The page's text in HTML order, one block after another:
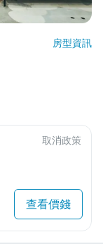
房型資訊
取消政策
查看價錢